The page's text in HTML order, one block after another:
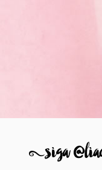
8siga